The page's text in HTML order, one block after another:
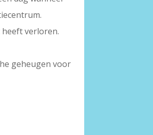
heeft verloren.
geheugen voor